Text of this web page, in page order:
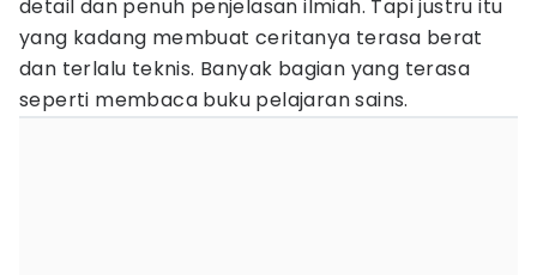
detail dan penuh penjelasan ilmiah. Tapi justru itu
yang kadang membuat ceritanya terasa berat
dan terlalu teknis. Banyak bagian yang terasa
seperti membaca buku pelajaran sains.